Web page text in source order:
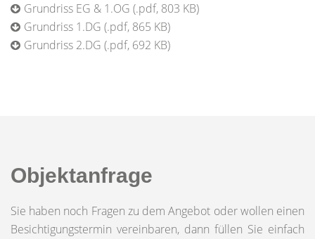
Grundriss EG & 1.OG (.pdf, 803 KB)
Grundriss 1.DG (.pdf, 865 KB)
Grundriss 2.DG (.pdf, 692 KB)
Objektanfrage
Sie haben noch Fragen zu dem Angebot oder wollen einen
Besichtigungstermin vereinbaren, dann füllen Sie einfach